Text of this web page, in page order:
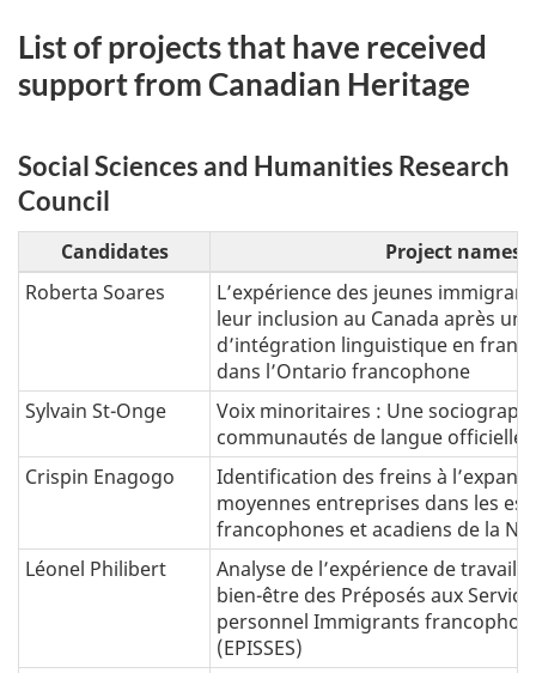
List of projects that have received
support from Canadian Heritage
Social Sciences and Humanities Research
Council
Candidates
Project names
Roberta Soares
L’expérience des jeunes
leur inclusion au Canada après un
d’intégration linguistique en
dans l’Ontario francophone
Sylvain St-Onge
Voix minoritaires : Une
communautés de langue officielle
Crispin Enagogo
Identification des freins à
moyennes entreprises dans les
francophones et acadiens de la
Léonel Philibert
Analyse de l’expérience de travail,
bien-être des Préposés aux
personnel Immigrants
(EPISSES)